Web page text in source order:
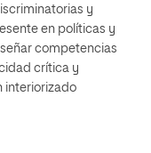
y
en políticas y
competencias
crítica y
interiorizado